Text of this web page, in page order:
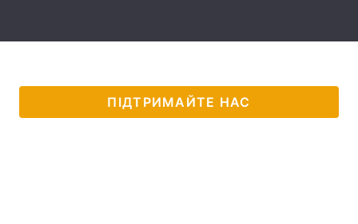
ПІДТРИМАЙТЕ НАС